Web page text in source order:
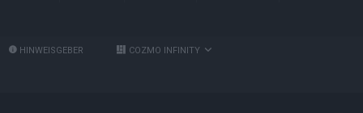
HINWEISGEBER COZMO INFINITY